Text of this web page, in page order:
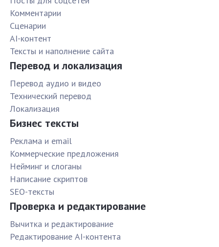
Комментарии
Сценарии
AI-контент
Тексты и наполнение сайта
Перевод и локализация
Перевод аудио и видео
Технический перевод
Локализация
Бизнес тексты
Реклама и email
Коммерческие предложения
Нейминг и слоганы
Написание скриптов
SEO-тексты
Проверка и редактирование
Вычитка и редактирование
Редактирование AI-контента